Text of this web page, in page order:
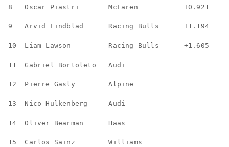
8   Oscar Piastri       McLaren           +0.921
9   Arvid Lindblad      Racing Bulls      +1.194
10  Liam Lawson         Racing Bulls      +1.605
11  Gabriel Bortoleto   Audi
12  Pierre Gasly        Alpine
13  Nico Hulkenberg     Audi
14  Oliver Bearman      Haas
15  Carlos Sainz        Williams